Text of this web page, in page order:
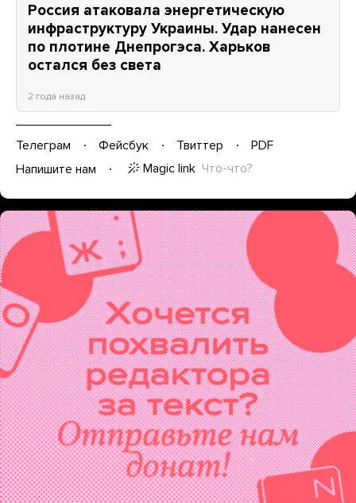
Россия атаковала энергетическую
инфраструктуру Украины. Удар нанесен
по плотине Днепрогэса. Харьков
остался без света
2 года назад
Телеграм Фейсбук Твиттер
PDF
Напишите нам
Magic link Что-что?